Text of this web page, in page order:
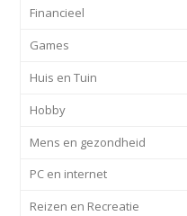
Financieel
Games
Huis en Tuin
Hobby
Mens en gezondheid
PC en internet
Reizen en Recreatie